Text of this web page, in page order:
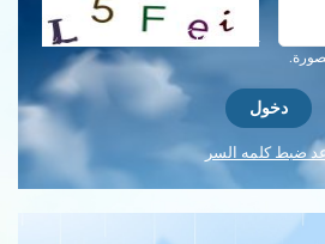
احصل على كلمة التحقق جديدة!
ضبط كلمه السر